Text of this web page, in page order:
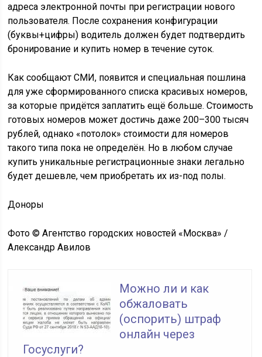
адреса электронной почты при регистрации нового
пользователя. После сохранения конфигурации
(буквы+цифры) водитель должен будет подтвердить
бронирование и купить номер в течение суток.
Как сообщают СМИ, появится и специальная пошлина
для уже сформированного списка красивых номеров,
за которые придётся заплатить ещё больше. Стоимость
готовых номеров может достичь даже 200–300 тысяч
рублей, однако «потолок» стоимости для номеров
такого типа пока не определён. Но в любом случае
купить уникальные регистрационные знаки легально
будет дешевле, чем приобретать их из-под полы.
Доноры
Фото © Агентство городских новостей «Москва» /
Александр Авилов
Можно ли и как
обжаловать
(оспорить) штраф
онлайн через
Госуслуги?